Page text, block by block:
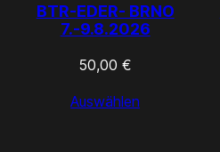
BTR-EDER- BRNO
7.-9.8.2026
50,00€
Auswählen